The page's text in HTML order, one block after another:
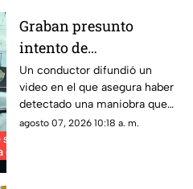
Graban presunto
intento de
“montachoques” en
Chihuahua; conductor
confronta a otro
automovilista
Un conductor difundió un
video en el que asegura haber
detectado una maniobra que
atribuyó a un presunto
agosto 07, 2026 10:18 a. m.